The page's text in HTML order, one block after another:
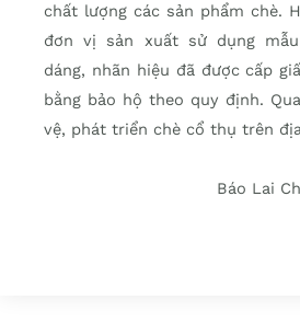
chất lượng các sản phẩm chè.
đơn vị sản xuất sử dụng
dáng, nhãn hiệu đã được cấp
bằng bảo hộ theo quy định.
vệ, phát triển chè cổ thụ trên địa
Báo Lai